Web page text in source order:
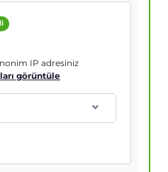
IP adresiniz
görüntüle